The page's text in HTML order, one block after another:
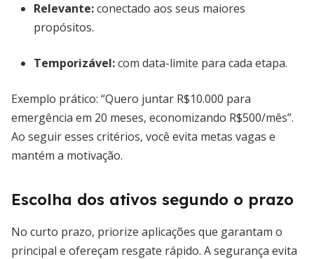
Relevante:conectado aos seus maiores
propósitos.
Temporizável:com data-limite para cada etapa.
Exemplo prático: “Quero juntar R$10.000 para
emergência em 20 meses, economizando R$500/mês”.
Ao seguir esses critérios, você evita metas vagas e
mantém a motivação.
Escolha dos ativos segundo o prazo
No curto prazo, priorize aplicações que garantam o
principal e ofereçam resgate rápido. A segurança evita